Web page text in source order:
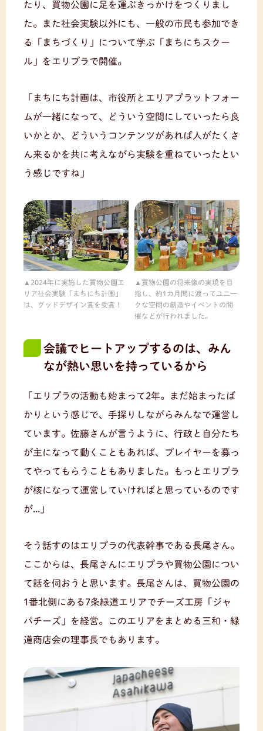
たり、買物公園に足を運ぶきっかけをつくりまし
た。また社会実験以外にも、一般の市民も参加でき
る「まちづくり」について学ぶ「まちにちスクー
ル」をエリプラで開催。
「まちにち計画は、市役所とエリアプラットフォー
ムが一緒になって、どういう空間にしていったら良
いかとか、どういうコンテンツがあれば人がたくさ
ん来るかを共に考えながら実験を重ねていったとい
う感じですね」
2024年に実施した買物公園エ
リア社会実験「まちにち計画」
は、グッドデザイン賞を受賞！
買物公園の将来像の実現を目
指し、約1カ月間に渡ってユニー
クな空間の創造やイベントの開
催などが行われました。
会議でヒートアップするのは、みん
なが熱い思いを持っているから
「エリプラの活動も始まって2年。まだ始まったば
かりという感じで、手探りしながらみんなで運営し
ています。佐藤さんが言うように、行政と自分たち
が主になって動くこともあれば、プレイヤーを募っ
てやってもらうこともありました。もっとエリプラ
が核になって運営していければと思っているのです
が...」
そう話すのはエリプラの代表幹事である長尾さん。
ここからは、長尾さんにエリプラや買物公園につい
て話を伺おうと思います。長尾さんは、買物公園の
1番北側にある7条緑道エリアでチーズ工房「ジャ
パチーズ」を経営。このエリアをまとめる三和・緑
道商店会の理事長でもあります。